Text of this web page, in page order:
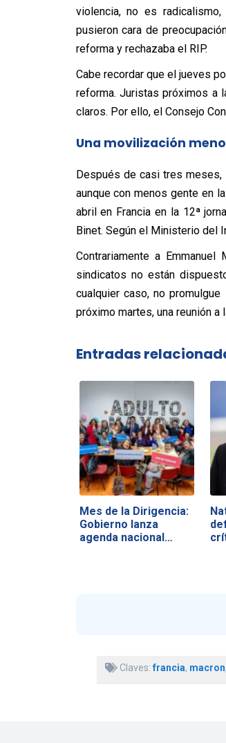
violencia, no es
pusieron cara de
reforma y rechazaba el RIP.
Cabe recordar que el jueves
reforma. Juristas próximos a
claros. Por ello, el Consejo
Una movilización
Después de casi tres meses,
aunque con menos gente en
abril en Francia en la 12ª
Binet. Según el Ministerio del
Contrariamente a
sindicatos no están
cualquier caso, no
próximo martes, una reunión a
Entradas
Mes de la Dirigencia:
Gobierno lanza
agenda nacional…
Claves:francia, macron,